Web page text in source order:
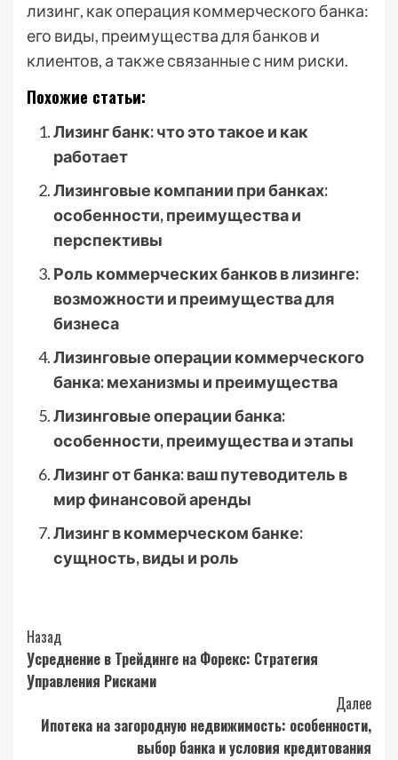
лизинг, как операция коммерческого банка:
его виды, преимущества для банков и
клиентов, а также связанные с ним риски.
Похожие статьи:
Лизинг банк: что это такое и как
работает
Лизинговые компании при банках:
особенности, преимущества и
перспективы
Роль коммерческих банков в лизинге:
возможности и преимущества для
бизнеса
Лизинговые операции коммерческого
банка: механизмы и преимущества
Лизинговые операции банка:
особенности, преимущества и этапы
Лизинг от банка: ваш путеводитель в
мир финансовой аренды
Лизинг в коммерческом банке:
сущность, виды и роль
Post
Navigation
Назад
Усреднение в Трейдинге на Форекс: Стратегия
Управления Рисками
Далее
Ипотека на загородную недвижимость: особенности,
выбор банка и условия кредитования